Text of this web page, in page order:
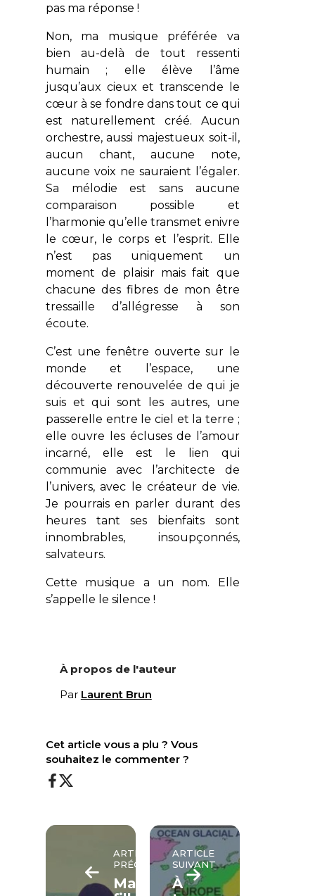
pas ma réponse !
Non, ma musique préférée va
bien au-delà de tout ressenti
humain ; elle élève l’âme
jusqu’aux cieux et transcende le
cœur à se fondre dans tout ce qui
est naturellement créé. Aucun
orchestre, aussi majestueux soit-il,
aucun chant, aucune note,
aucune voix ne sauraient l’égaler.
Sa mélodie est sans aucune
comparaison possible et
l’harmonie qu’elle transmet enivre
le cœur, le corps et l’esprit. Elle
n’est pas uniquement un
moment de plaisir mais fait que
chacune des fibres de mon être
tressaille d’allégresse à son
écoute.
C’est une fenêtre ouverte sur le
monde et l’espace, une
découverte renouvelée de qui je
suis et qui sont les autres, une
passerelle entre le ciel et la terre ;
elle ouvre les écluses de l’amour
incarné, elle est le lien qui
communie avec l’architecte de
l’univers, avec le créateur de vie.
Je pourrais en parler durant des
heures tant ses bienfaits sont
innombrables, insoupçonnés,
salvateurs.
Cette musique a un nom. Elle
s’appelle le silence !
À propos de l'auteur
Par Laurent Brun
Cet article vous a plu ? Vous
souhaitez le commenter ?
ARTICLE
PRÉCÉDENT
Ma
ARTICLE
SUIVANT
À